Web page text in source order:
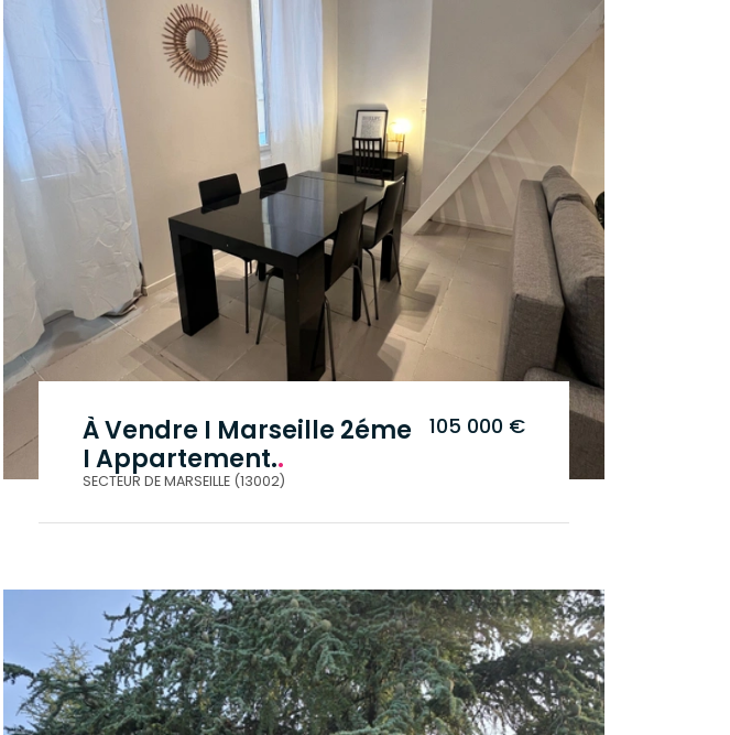
À Vendre I Marseille 2éme
I Appartement..
SECTEUR DE MARSEILLE (13002)
105 000 €